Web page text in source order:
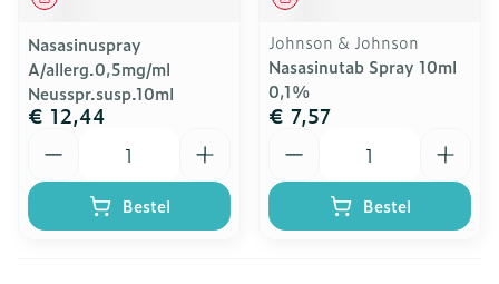
Nasasinuspray
A/allerg.0,5mg/ml
Neusspr.susp.10ml
€ 12,44
Bestel
Johnson & Johnson
Nasasinutab Spray 10ml
0,1%
€ 7,57
Bestel